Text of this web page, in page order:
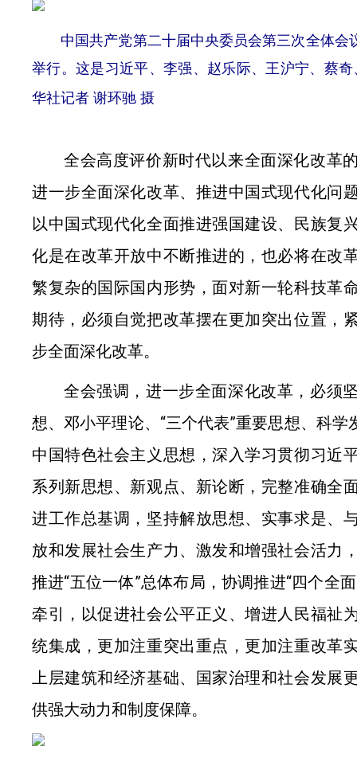
中国共产党第二十届中央委员会第三次全体会
举行。这是习近平、李强、赵乐际、王沪宁、蔡
华社记者 谢环驰 摄
全会高度评价新时代以来全面深化改革
进一步全面深化改革、推进中国式现代化问
以中国式现代化全面推进强国建设、民族复
化是在改革开放中不断推进的，也必将在改
繁复杂的国际国内形势，面对新一轮科技革
期待，必须自觉把改革摆在更加突出位置，
步全面深化改革。
全会强调，进一步全面深化改革，必须
想、邓小平理论、“三个代表”重要思想、科
中国特色社会主义思想，深入学习贯彻习近
系列新思想、新观点、新论断，完整准确全
进工作总基调，坚持解放思想、实事求是、
放和发展社会生产力、激发和增强社会活力
推进“五位一体”总体布局，协调推进“四个全
牵引，以促进社会公平正义、增进人民福祉
统集成，更加注重突出重点，更加注重改革
上层建筑和经济基础、国家治理和社会发展
供强大动力和制度保障。